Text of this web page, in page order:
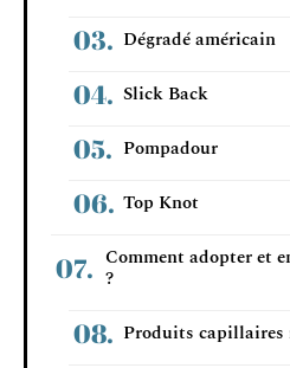
Dégradé américain
Slick Back
Pompadour
Top Knot
Comment adopter et
?
Produits capillaires